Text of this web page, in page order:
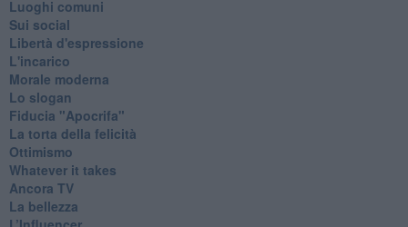
Luoghi comuni
Sui social
Libertà d'espressione
L'incarico
Morale moderna
Lo slogan
Fiducia "Apocrifa"
La torta della felicità
Ottimismo
Whatever it takes
Ancora TV
La bellezza